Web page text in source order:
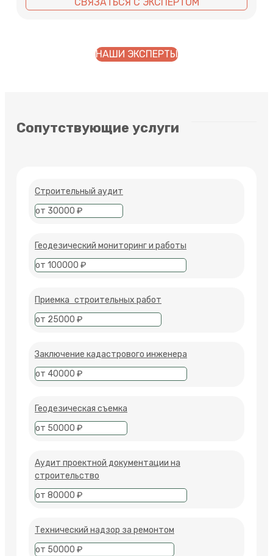
СВЯЗАТЬСЯ С ЭКСПЕРТОМ
НАШИ ЭКСПЕРТЫ
Сопутствующие услуги
Строительный аудит
от 30000 ₽
Геодезический мониторинг и работы
от 100000 ₽
Приемка строительных работ
от 25000 ₽
Заключение кадастрового инженера
от 40000 ₽
Геодезическая съемка
от 50000 ₽
Аудит проектной документации на
строительство
от 80000 ₽
Технический надзор за ремонтом
от 50000 ₽